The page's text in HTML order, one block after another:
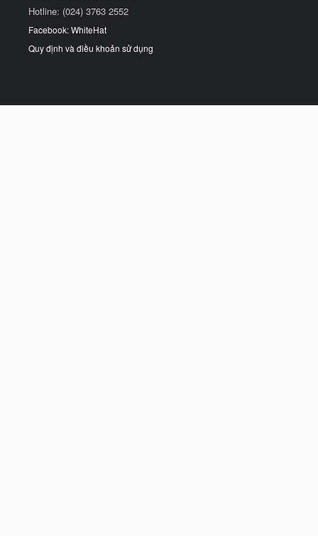
Hotline: (024) 3763 2552
Facebook: WhiteHat
Quy định và điều khoản sử dụng